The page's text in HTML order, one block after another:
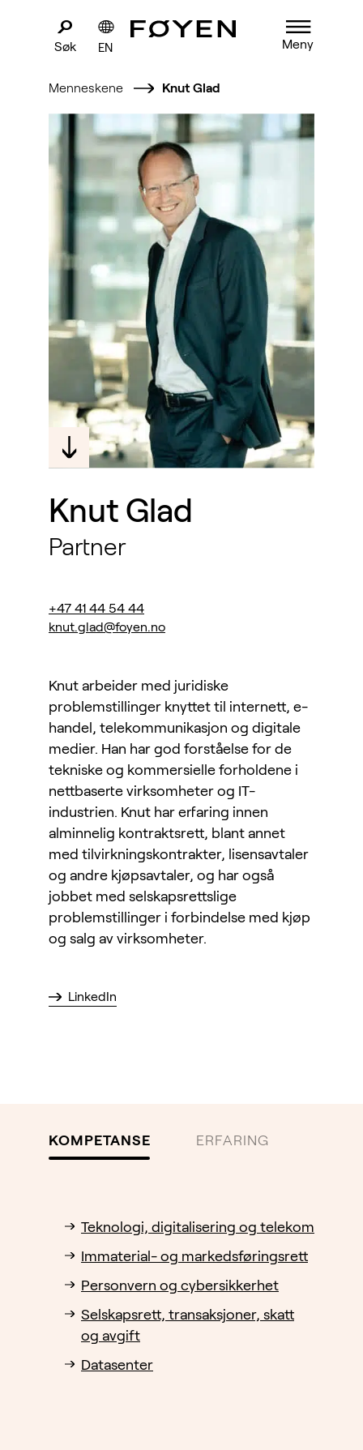
Søk EN Meny
Menneskene Knut Glad
Knut Glad
Partner
+47 41 44 54 44
knut.glad@foyen.no
Knut arbeider med juridiske
problemstillinger knyttet til internett, e-
handel, telekommunikasjon og digitale
medier. Han har god forståelse for de
tekniske og kommersielle forholdene i
nettbaserte virksomheter og IT-
industrien. Knut har erfaring innen
alminnelig kontraktsrett, blant annet
med tilvirkningskontrakter, lisensavtaler
og andre kjøpsavtaler, og har også
jobbet med selskapsrettslige
problemstillinger i forbindelse med kjøp
og salg av virksomheter.
LinkedIn
KOMPETANSE ERFARING
Teknologi, digitalisering og telekom
Immaterial- og markeds­føringsrett
Personvern og cybersikkerhet
Selskapsrett, transaksjoner, skatt
og avgift
Datasenter